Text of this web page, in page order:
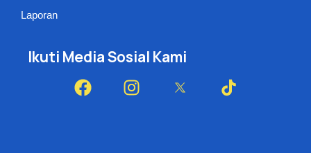
Laporan
Ikuti Media Sosial Kami